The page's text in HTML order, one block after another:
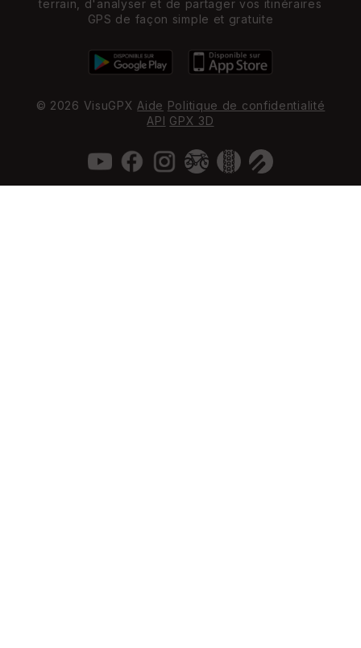
terrain, d'analyser et de partager vos itinéraires
GPS de façon simple et gratuite
© 2026 VisuGPX Aide Politique de confidentialité
API GPX 3D